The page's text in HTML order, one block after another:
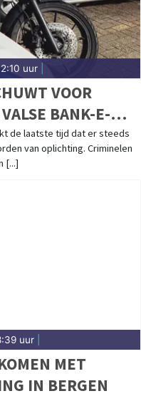
uur
VOOR
BANK-E-
de laatste tijd dat er steeds
van oplichting. Criminelen
[...]
uur
MET
IN BERGEN